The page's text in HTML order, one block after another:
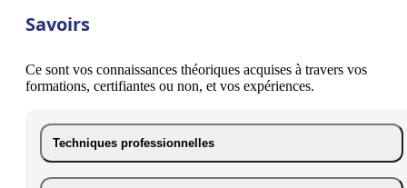
Savoirs
Ce sont vos connaissances théoriques acquises à travers vos
formations, certifiantes ou non, et vos expériences.
Techniques professionnelles